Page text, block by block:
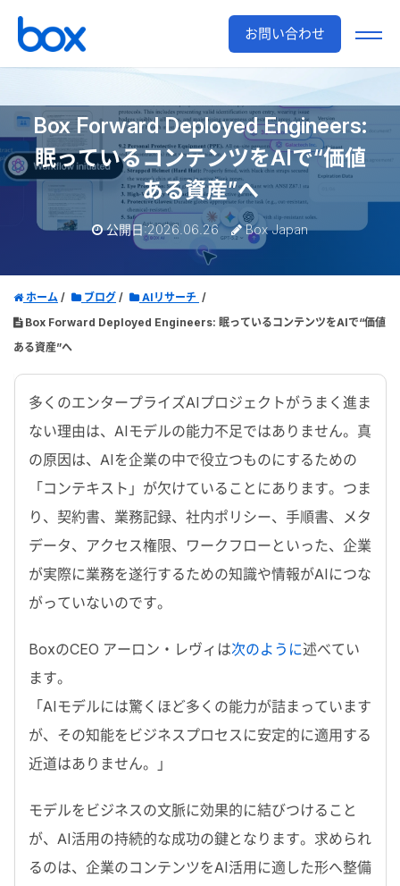
お問い合わせ
Box Forward Deployed Engineers:
眠っているコンテンツをAIで“価値
ある資産”へ
公開日:2026.06.26 Box Japan
ホーム ブログ
AIリサーチ
Box Forward Deployed Engineers: 眠っているコンテンツをAIで“価値
ある資産”へ
多くのエンタープライズAIプロジェクトがうまく進ま
ない理由は、AIモデルの能力不足ではありません。真
の原因は、AIを企業の中で役立つものにするための
「コンテキスト」が欠けていることにあります。つま
り、契約書、業務記録、社内ポリシー、手順書、メタ
データ、アクセス権限、ワークフローといった、企業
が実際に業務を遂行するための知識や情報がAIにつな
がっていないのです。
BoxのCEO アーロン・レヴィは次のように述べてい
ます。
「AIモデルには驚くほど多くの能力が詰まっています
が、その知能をビジネスプロセスに安定的に適用する
近道はありません。」
モデルをビジネスの文脈に効果的に結びつけること
が、 AI活用の持続的な成功の鍵となります。求められ
るのは、企業のコンテンツをAI活用に適した形へ整備